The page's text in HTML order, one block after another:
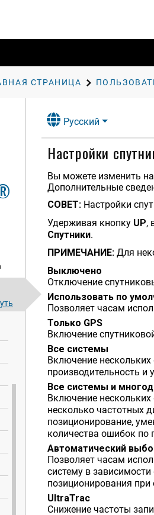
СТРАНИЦА
Русский
Настройки
Вы можете изменить
Дополнительные
СОВЕТ: Настройки
Удерживая кнопку UP,
Спутники.
ПРИМЕЧАНИЕ: Для
Выключено
Отключение
Использовать по
Позволяет часам
Только GPS
Включение
Все системы
Включение нескольких
производительность и
Все системы и
Включение нескольких
несколько частотных
позиционирование,
количества ошибок по
Автоматический
Позволяет часам
систему в
позиционирования при
UltraTrac
Снижение частоты